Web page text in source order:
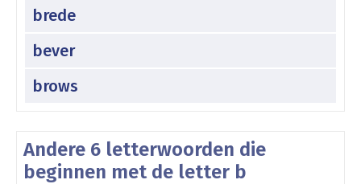
brede
bever
brows
Andere 6 letterwoorden die
beginnen met de letter b